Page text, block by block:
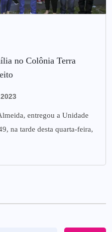
no Colônia Terra
entregou a Unidade
na tarde desta quarta-feira,